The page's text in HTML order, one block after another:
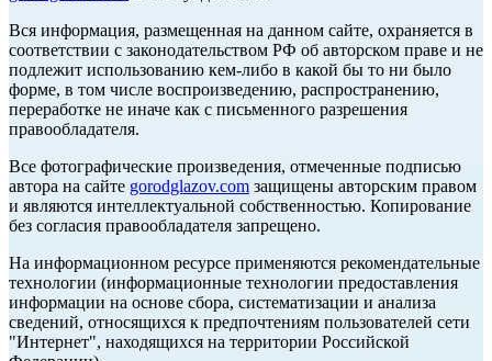
Вся информация, размещенная на данном сайте, охраняется в
соответствии с законодательством РФ об авторском праве и не
подлежит использованию кем-либо в какой бы то ни было
форме, в том числе воспроизведению, распространению,
переработке не иначе как с письменного разрешения
правообладателя.
Все фотографические произведения, отмеченные подписью
автора на сайте gorodglazov.com защищены авторским правом
и являются интеллектуальной собственностью. Копирование
без согласия правообладателя запрещено.
На информационном ресурсе применяются рекомендательные
технологии (информационные технологии предоставления
информации на основе сбора, систематизации и анализа
сведений, относящихся к предпочтениям пользователей сети
"Интернет", находящихся на территории Российской